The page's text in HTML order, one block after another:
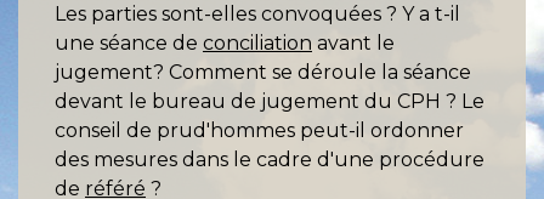
Les parties sont-elles convoquées ? Y a t-il
une séance de conciliation avant le
jugement? Comment se déroule la séance
devant le bureau de jugement du CPH ? Le
conseil de prud'hommes peut-il ordonner
des mesures dans le cadre d'une procédure
de référé ?